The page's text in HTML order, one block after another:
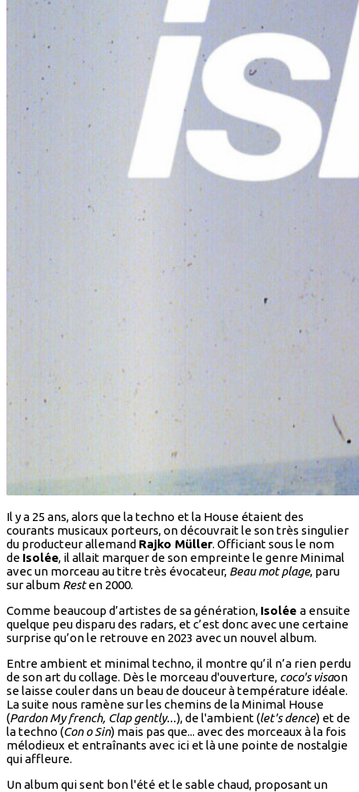
Il y a 25 ans, alors que la techno et la House étaient des
courants musicaux porteurs, on découvrait le son très singulier
du producteur allemand Rajko Müller. Officiant sous le nom
de Isolée, il allait marquer de son empreinte le genre Minimal
avec un morceau au titre très évocateur, Beau mot plage, paru
sur album Resten 2000.
Comme beaucoup d’artistes de sa génération, Isolée a ensuite
quelque peu disparu des radars, et c’est donc avec une certaine
surprise qu’on le retrouve en 2023 avec un nouvel album.
Entre ambient et minimal techno, il montre qu’il n’a rien perdu
de son art du collage. Dès le morceau d'ouverture, coco's visaon
se laisse couler dans un beau de douceur à température idéale.
La suite nous ramène sur les chemins de la Minimal House
(Pardon My french, Clap gently...), de l'ambient (let's dence) et de
la techno (Con o Sin) mais pas que... avec des morceaux à la fois
mélodieux et entraînants avec ici et là une pointe de nostalgie
qui affleure.
Un album qui sent bon l'été et le sable chaud, proposant un